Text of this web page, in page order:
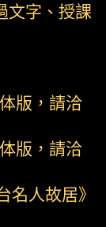
文字、授課
版，請洽
版，請洽
人故居》